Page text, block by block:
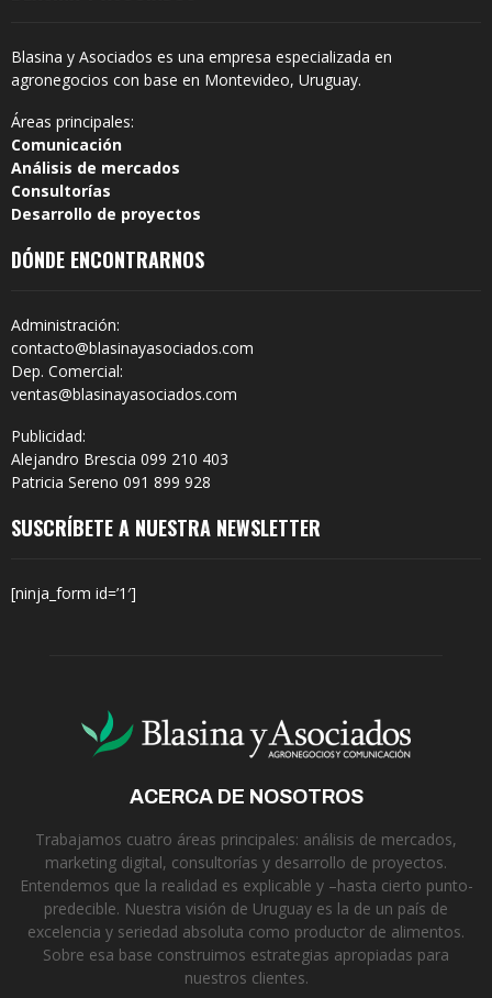
Blasina y Asociados es una empresa especializada en
agronegocios con base en Montevideo, Uruguay.
Áreas principales:
Comunicación
Análisis de mercados
Consultorías
Desarrollo de proyectos
DÓNDE ENCONTRARNOS
Administración:
contacto@blasinayasociados.com
Dep. Comercial:
ventas@blasinayasociados.com
Publicidad:
Alejandro Brescia 099 210 403
Patricia Sereno 091 899 928
SUSCRÍBETE A NUESTRA NEWSLETTER
[ninja_form id=’1′]
ACERCA DE NOSOTROS
Trabajamos cuatro áreas principales: análisis de mercados,
marketing digital, consultorías y desarrollo de proyectos.
Entendemos que la realidad es explicable y –hasta cierto punto-
predecible. Nuestra visión de Uruguay es la de un país de
excelencia y seriedad absoluta como productor de alimentos.
Sobre esa base construimos estrategias apropiadas para
nuestros clientes.